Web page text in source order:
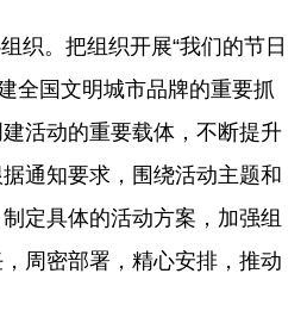
织。把组织开展“我们的节日
全国文明城市品牌的重要抓
活动的重要载体，不断提升
通知要求，围绕活动主题和
定具体的活动方案，加强组
周密部署，精心安排，推动